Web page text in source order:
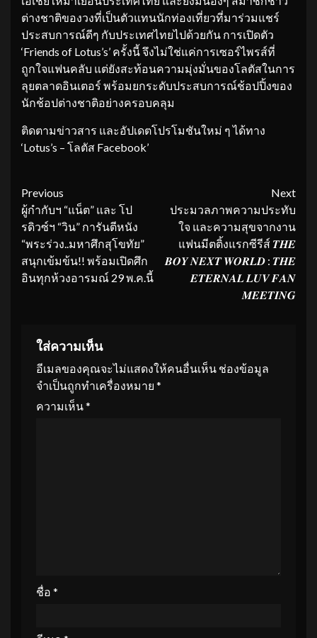
ต่างชาติของวงที่เป็นตัวแทนนักท่องเที่ยวที่มาร่วมแชร์
ประสบการณ์ดีๆ กับประเทศไทยไปด้วยกัน การเปิดตัว
‘Friends of Lotus’s’ ครั้งนี้ จึงไม่ใช่แค่การเซอร์ไพรส์ที่
ถูกใจแฟนคลับ แต่ยังสะท้อนความมุ่งมั่นของโลตัสในการ
ลุยตลาดอินเตอร์ พร้อมยกระดับประสบการณ์ช้อปปิ้งของ
นักช้อปต่างชาติอย่างครอบคลุม
ติดตามข่าวสาร และอัปเดตโปรโมชันใหม่ ๆ ได้ทาง
‘Lotus’s – โลตัส Facebook’
Continue
Reading
Previous
ผู้กำกับฯ “แน็ต” และ โป
รดิวซ์ฯ “วิน” การันตีหนัง
“พระร่วง..มหาศึกสุโขทัย”
สนุกเข้มข้น!! พร้อมเปิดศึก
อินทุกห้วงอารมณ์ 29 พ.ค.นี้
Next
ประมวลภาพความประทับ
ใจ และความสุขจากงาน
แฟนมีตติ้งแรกซีรีส์ 𝑻𝑯𝑬
𝑩𝑶𝒀 𝑵𝑬𝑿𝑻 𝑾𝑶𝑹𝑳𝑫 : 𝑻𝑯𝑬
𝑬𝑻𝑬𝑹𝑵𝑨𝑳 𝑳𝑼𝑽 𝑭𝑨𝑵
𝑴𝑬𝑬𝑻𝑰𝑵𝑮
ใส่ความเห็น
อีเมลของคุณจะไม่แสดงให้คนอื่นเห็น ช่องข้อมูล
จำเป็นถูกทำเครื่องหมาย *
ความเห็น*
ชื่อ *